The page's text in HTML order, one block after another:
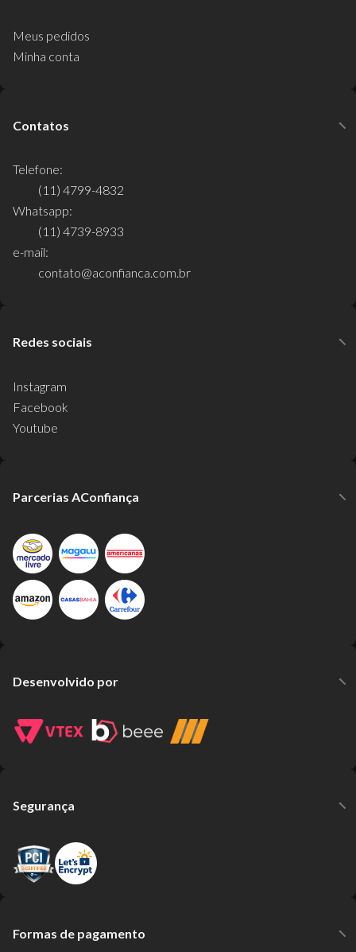
Meus pedidos
Minha conta
Contatos
Telefone:
(11) 4799-4832
Whatsapp:
(11) 4739-8933
e-mail:
contato@aconfianca.com.br
Redes sociais
Instagram
Facebook
Youtube
Parcerias AConfiança
Desenvolvido por
Segurança
Formas de pagamento